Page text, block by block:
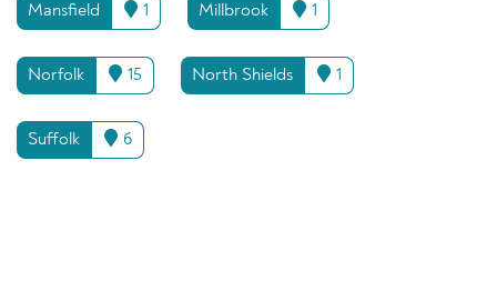
Mansfield 1 Millbrook 1
Norfolk 15 North Shields 1
Suffolk 6